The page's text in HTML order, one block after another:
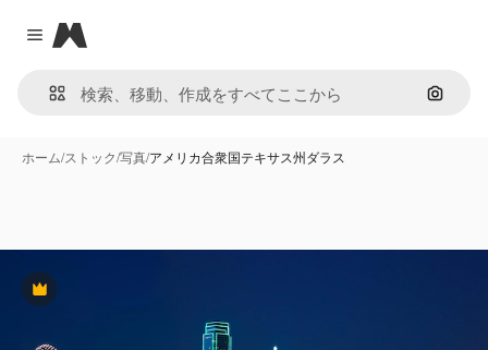
Close menu
Magnific
画像で
ホーム/ストック/写真/アメリカ合衆国テキサス州ダラス
Premium